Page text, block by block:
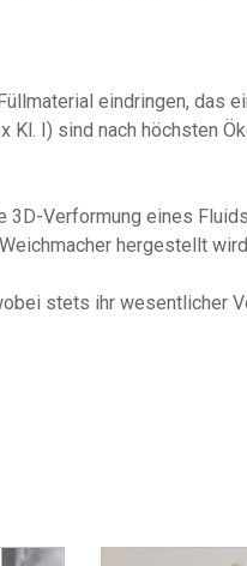
eindringen, das
Kl. I) sind nach höchsten
3D-Verformung eines
hergestellt
stets ihr wesentlicher